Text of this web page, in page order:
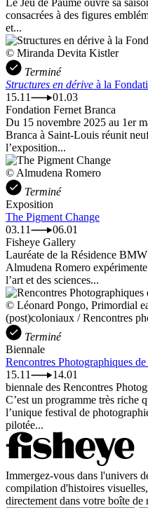
consacrées à des figures
et...
© Miranda Devita Kistler
Terminé
Structures en dérive à la
15.11
01.03
Fondation Fernet Branca
Du 15 novembre 2025 au 1er
Branca à Saint-Louis réunit
l’exposition...
© Almudena Romero
Terminé
Exposition
The Pigment Change
03.11
06.01
Fisheye Gallery
Lauréate de la Résidence
Almudena Romero
l’art et des sciences...
© Léonard Pongo, Primordial
(post)coloniaux / Rencontres
Terminé
Biennale
Rencontres Photographiques
15.11
14.01
biennale des Rencontres
C’est un programme très riche
l’unique festival de
pilotée...
Immergez-vous dans l'univers
compilation d'histoires
directement dans votre boîte de